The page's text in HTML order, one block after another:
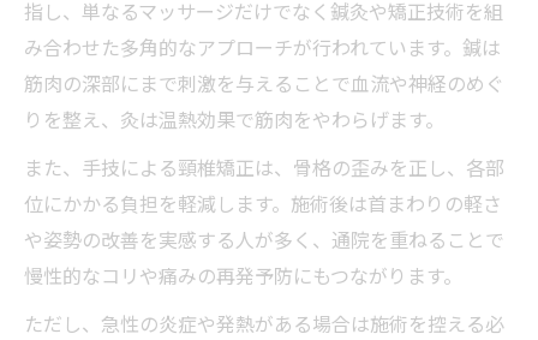
指し、単なるマッサージだけでなく鍼灸や矯正技術を組
み合わせた多角的なアプローチが行われています。鍼は
筋肉の深部にまで刺激を与えることで血流や神経のめぐ
りを整え、灸は温熱効果で筋肉をやわらげます。
また、手技による頸椎矯正は、骨格の歪みを正し、各部
位にかかる負担を軽減します。施術後は首まわりの軽さ
や姿勢の改善を実感する人が多く、通院を重ねることで
慢性的なコリや痛みの再発予防にもつながります。
ただし、急性の炎症や発熱がある場合は施術を控える必